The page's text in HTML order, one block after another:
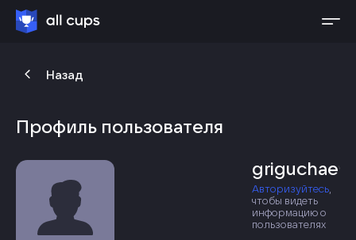
Назад
Профиль пользователя
griguchaev
Авторизуйтесь
чтобы видеть
информацию о
пользователях